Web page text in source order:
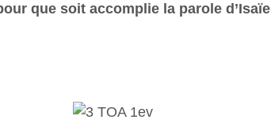
que soit accomplie la parole d’Isaïe